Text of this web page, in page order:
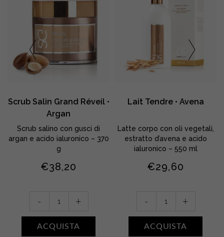
Scrub Salin Grand Réveil •
Argan
Scrub salino con gusci di
argan e acido ialuronico – 370
g
€38,20
Réveil
- +
ACQUISTA
Lait Tendre • Avena
Latte corpo con oli vegetali,
estratto d’avena e acido
ialuronico – 550 ml
€29,60
Avena
- +
ACQUISTA